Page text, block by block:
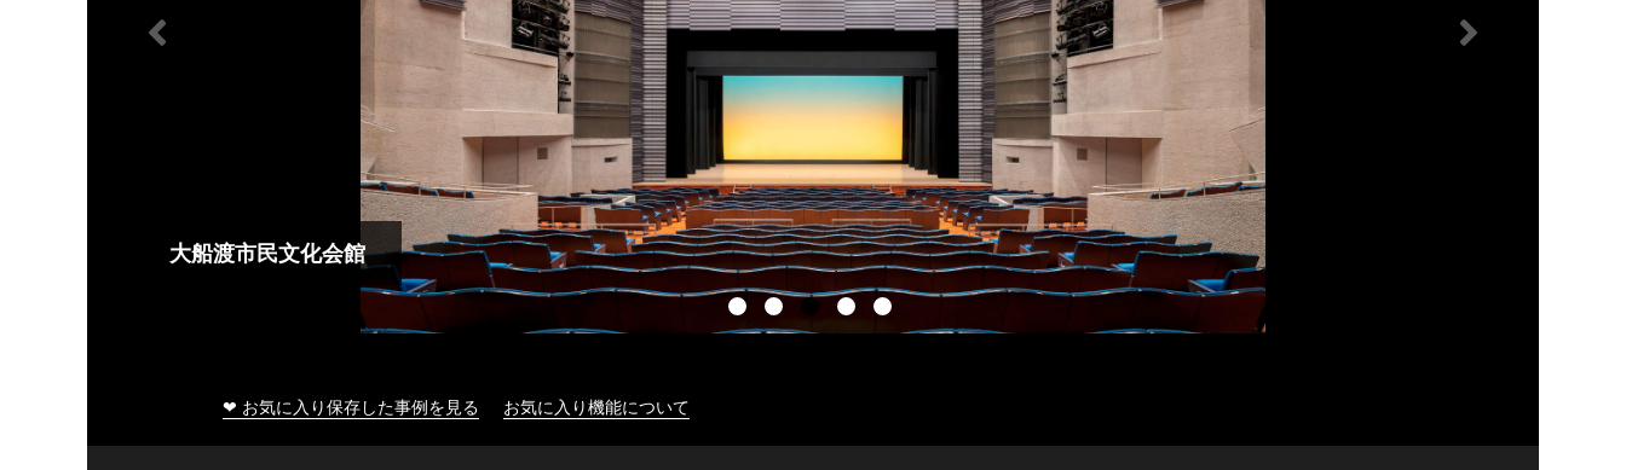
大船渡市民文化会館
❤ お気に入り保存した事例を見る お気に入り機能について